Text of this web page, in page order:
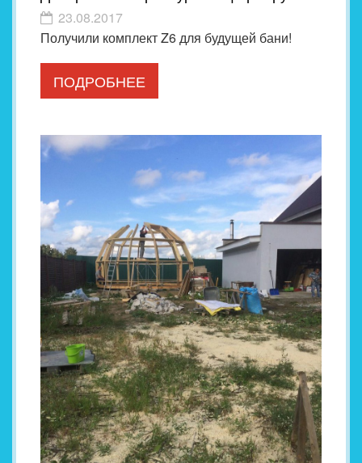
23.08.2017
Получили комплект Z6 для будущей бани!
ПОДРОБНЕЕ